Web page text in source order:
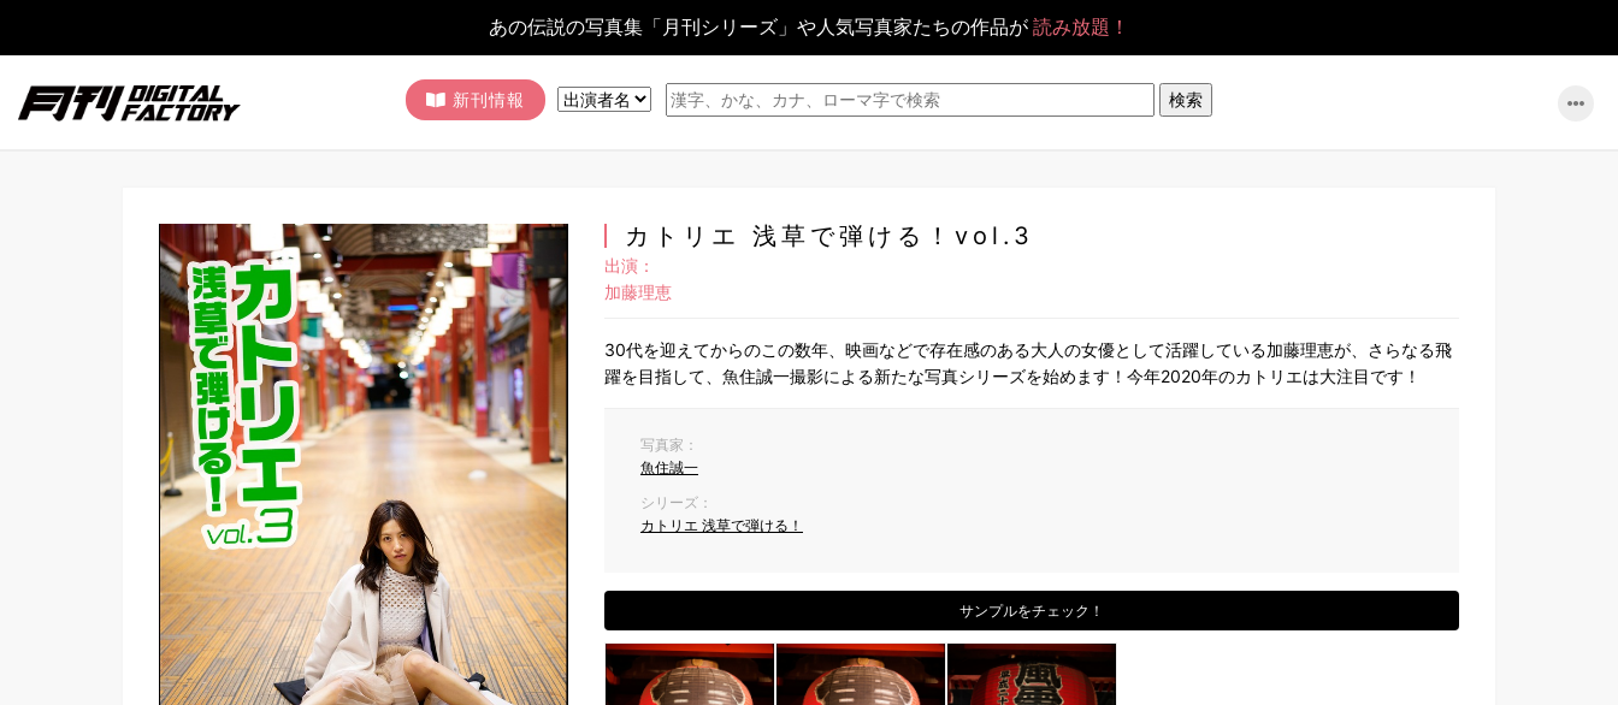
あの伝説の写真集「月刊シリーズ」や人気写真家たちの作品が 読み放題！
新刊情報
カトリエ 浅草で弾ける！vol.3
出演：
加藤理恵
30代を迎えてからのこの数年、映画などで存在感のある大人の女優として活躍している加藤理恵が、さらなる飛
躍を目指して、魚住誠一撮影による新たな写真シリーズを始めます！今年2020年のカトリエは大注目です！
写真家：
魚住誠一
シリーズ：
カトリエ 浅草で弾ける！
サンプルをチェック！